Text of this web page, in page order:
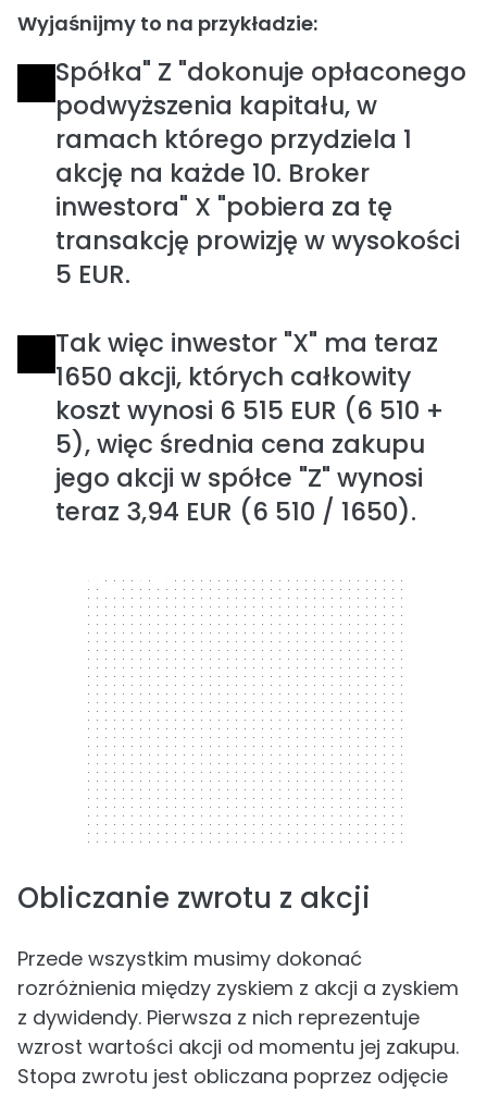
Wyjaśnijmy to na przykładzie:
Spółka" Z "dokonuje opłaconego
podwyższenia kapitału, w
ramach którego przydziela 1
akcję na każde 10. Broker
inwestora" X "pobiera za tę
transakcję prowizję w wysokości
5 EUR.
Tak więc inwestor "X" ma teraz
1650 akcji, których całkowity
koszt wynosi 6 515 EUR (6 510 +
5), więc średnia cena zakupu
jego akcji w spółce "Z" wynosi
teraz 3,94 EUR (6 510 / 1650).
300 x 250
Obliczanie zwrotu z akcji
Przede wszystkim musimy dokonać
rozróżnienia między zyskiem z akcji a zyskiem
z dywidendy. Pierwsza z nich reprezentuje
wzrost wartości akcji od momentu jej zakupu.
Stopa zwrotu jest obliczana poprzez odjęcie